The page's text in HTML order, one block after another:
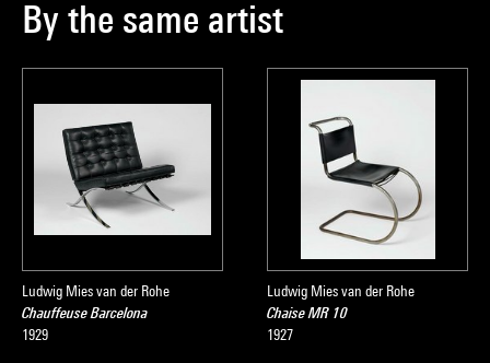
By the same artist
Ludwig Mies van der Rohe
Chauffeuse Barcelona
1929
Ludwig Mies van der Rohe
Chaise MR 10
1927